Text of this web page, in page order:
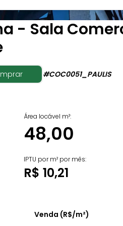
- Sala
#COC0051_PAULIS
Área locável m²:
48,00
IPTU por m² por mês:
R$ 10,21
Venda (R$/m²)